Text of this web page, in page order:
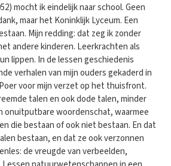
mocht ik eindelijk naar school. Geen
maar het Koninklijk Lyceum. Een
Mijn redding: dat zeg ik zonder
andere kinderen. Leerkrachten als
lippen. In de lessen geschiedenis
verhalen van mijn ouders gekaderd in
voor mijn verzet op het thuisfront.
talen en ook dode talen, minder
onuitputbare woordenschat, waarmee
die bestaan of ook niet bestaan. En dat
bestaan, en dat ze ook verzonnen
de vreugde van verbeelden,